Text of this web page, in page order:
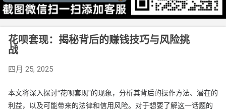
花呗套现：揭秘背后的赚钱技巧与风险挑
战
四月 25, 2025
本文将深入探讨“花呗套现”的现象，分析其背后的操作方法、潜在的
利益，以及可能带来的法律和信用风险。对于想要了解这一话题的